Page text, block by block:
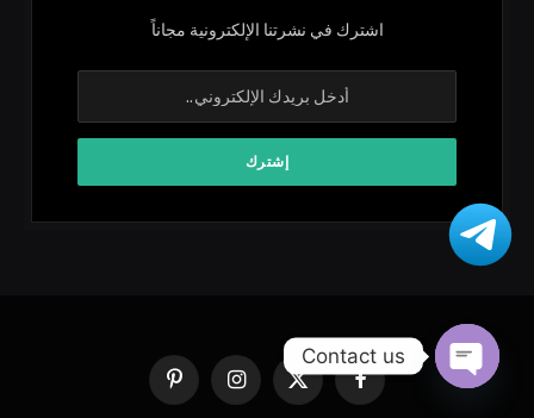
اشترك في نشرتنا الإلكترونية مجاناً
فيسبوك
X
الانستغرامبينتيريست
Contact us